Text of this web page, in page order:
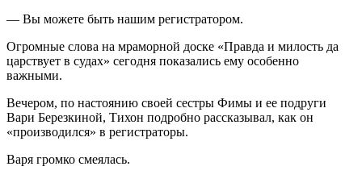
— Вы можете быть нашим регистратором.
Огромные слова на мраморной доске «Правда и милость да
царствует в судах» сегодня показались ему особенно
важными.
Вечером, по настоянию своей сестры Фимы и ее подруги
Вари Березкиной, Тихон подробно рассказывал, как он
«производился» в регистраторы.
Варя громко смеялась.